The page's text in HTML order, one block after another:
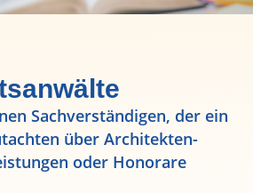
Sachverständigen, der ein
über Architekten-
oder Honorare